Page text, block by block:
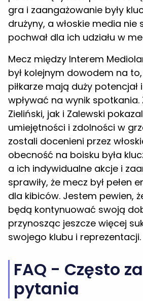
gra i zaangażowanie były
drużyny, a włoskie media nie
pochwał dla ich udziału w
Mecz między Interem
był kolejnym dowodem na
piłkarze mają duży
wpływać na wynik spotkania.
Zieliński, jak i Zalewski
umiejętności i zdolności w
zostali docenieni przez
obecność na boisku była
a ich indywidualne akcje i
sprawiły, że mecz był pełen
dla kibiców. Jestem pewien,
będą kontynuować swoją
przynosząc jeszcze więcej
swojego klubu i reprezentacji.
FAQ - Często
pytania